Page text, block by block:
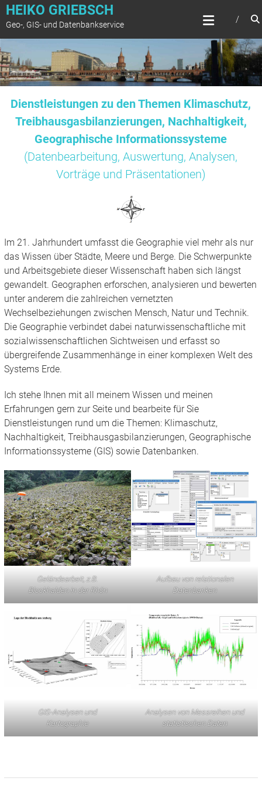
Zum
springen
HEIKO GRIEBSCH
Geo-, GIS- und Datenbankservice
Dienstleistungen zu den Themen Klimaschutz,
Treibhausgasbilanzierungen, Nachhaltigkeit,
Geographische Informationssysteme
(Datenbearbeitung, Auswertung, Analysen,
Vorträge und Präsentationen)
Im 21. Jahrhundert umfasst die Geographie viel mehr als nur
das Wissen über Städte, Meere und Berge. Die Schwerpunkte
und Arbeitsgebiete dieser Wissenschaft haben sich längst
gewandelt. Geographen erforschen, analysieren und bewerten
unter anderem die zahlreichen vernetzten
Wechselbeziehungen zwischen Mensch, Natur und Technik.
Die Geographie verbindet dabei naturwissenschaftliche mit
sozialwissenschaftlichen Sichtweisen und erfasst so
übergreifende Zusammenhänge in einer komplexen Welt des
Systems Erde.
Ich stehe Ihnen mit all meinem Wissen und meinen
Erfahrungen gern zur Seite und bearbeite für Sie
Dienstleistungen rund um die Themen: Klimaschutz,
Nachhaltigkeit, Treibhausgasbilanzierungen, Geographische
Informationssysteme (GIS) sowie Datenbanken.
Geländearbeit, z.B.
Blockhalden in der Rhön
Aufbau von relationalen
Datenbanken
GIS-Analysen und
Kartographie
Analysen von Messreihen und
statistischen Daten